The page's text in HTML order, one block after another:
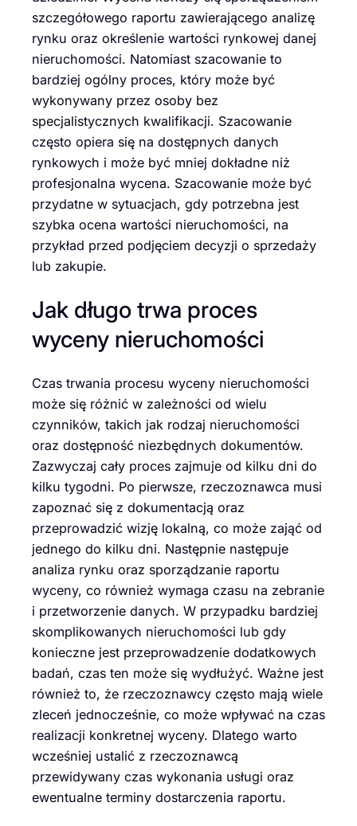
szczegółowego raportu zawierającego analizę
rynku oraz określenie wartości rynkowej danej
nieruchomości. Natomiast szacowanie to
bardziej ogólny proces, który może być
wykonywany przez osoby bez
specjalistycznych kwalifikacji. Szacowanie
często opiera się na dostępnych danych
rynkowych i może być mniej dokładne niż
profesjonalna wycena. Szacowanie może być
przydatne w sytuacjach, gdy potrzebna jest
szybka ocena wartości nieruchomości, na
przykład przed podjęciem decyzji o sprzedaży
lub zakupie.
Jak długo trwa proces
wyceny nieruchomości
Czas trwania procesu wyceny nieruchomości
może się różnić w zależności od wielu
czynników, takich jak rodzaj nieruchomości
oraz dostępność niezbędnych dokumentów.
Zazwyczaj cały proces zajmuje od kilku dni do
kilku tygodni. Po pierwsze, rzeczoznawca musi
zapoznać się z dokumentacją oraz
przeprowadzić wizję lokalną, co może zająć od
jednego do kilku dni. Następnie następuje
analiza rynku oraz sporządzanie raportu
wyceny, co również wymaga czasu na zebranie
i przetworzenie danych. W przypadku bardziej
skomplikowanych nieruchomości lub gdy
konieczne jest przeprowadzenie dodatkowych
badań, czas ten może się wydłużyć. Ważne jest
również to, że rzeczoznawcy często mają wiele
zleceń jednocześnie, co może wpływać na czas
realizacji konkretnej wyceny. Dlatego warto
wcześniej ustalić z rzeczoznawcą
przewidywany czas wykonania usługi oraz
ewentualne terminy dostarczenia raportu.